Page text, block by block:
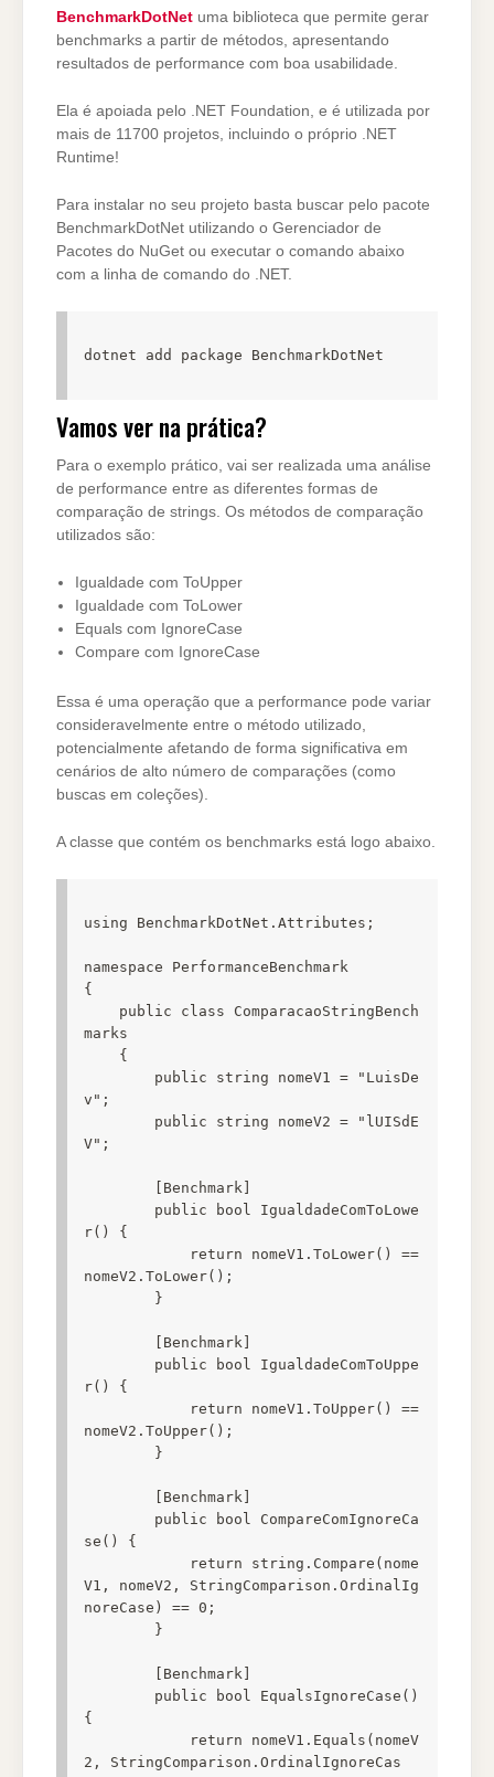
BenchmarkDotNet uma biblioteca que permite gerar
benchmarks a partir de métodos, apresentando
resultados de performance com boa usabilidade.
Ela é apoiada pelo .NET Foundation, e é utilizada por
mais de 11700 projetos, incluindo o próprio .NET
Runtime!
Para instalar no seu projeto basta buscar pelo pacote
BenchmarkDotNet utilizando o Gerenciador de
Pacotes do NuGet ou executar o comando abaixo
com a linha de comando do .NET.
dotnet add package BenchmarkDotNet
Vamos ver na prática?
Para o exemplo prático, vai ser realizada uma análise
de performance entre as diferentes formas de
comparação de strings. Os métodos de comparação
utilizados são:
Igualdade com ToUpper
Igualdade com ToLower
Equals com IgnoreCase
Compare com IgnoreCase
Essa é uma operação que a performance pode variar
consideravelmente entre o método utilizado,
potencialmente afetando de forma significativa em
cenários de alto número de comparações (como
buscas em coleções).
A classe que contém os benchmarks está logo abaixo.
using BenchmarkDotNet.Attributes;
namespace PerformanceBenchmark
{
marks
v";
V";
r() {
nomeV2.ToLower();
r() {
nomeV2.ToUpper();
se() {
V1, nomeV2, StringComparison.OrdinalIg
noreCase) == 0;
{
2, StringComparison.OrdinalIgnoreCas